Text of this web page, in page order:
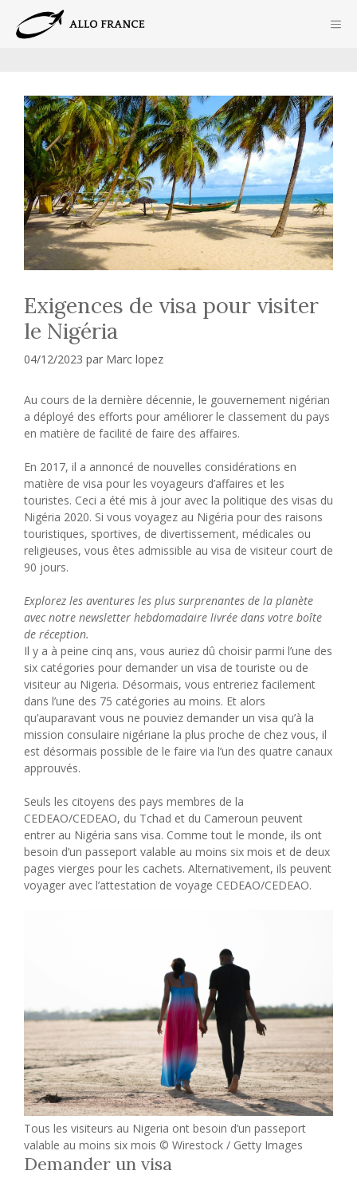
contenu
Exigences de visa pour visiter
le Nigéria
04/12/2023 par Marc lopez
Au cours de la dernière décennie, le gouvernement nigérian
a déployé des efforts pour améliorer le classement du pays
en matière de facilité de faire des affaires.
En 2017, il a annoncé de nouvelles considérations en
matière de visa pour les voyageurs d’affaires et les
touristes. Ceci a été mis à jour avec la politique des visas du
Nigéria 2020. Si vous voyagez au Nigéria pour des raisons
touristiques, sportives, de divertissement, médicales ou
religieuses, vous êtes admissible au visa de visiteur court de
90 jours.
Explorez les aventures les plus surprenantes de la planète
avec notre newsletter hebdomadaire livrée dans votre boîte
de réception.
Il y a à peine cinq ans, vous auriez dû choisir parmi l’une des
six catégories pour demander un visa de touriste ou de
visiteur au Nigeria. Désormais, vous entreriez facilement
dans l’une des 75 catégories au moins. Et alors
qu’auparavant vous ne pouviez demander un visa qu’à la
mission consulaire nigériane la plus proche de chez vous, il
est désormais possible de le faire via l’un des quatre canaux
approuvés.
Seuls les citoyens des pays membres de la
CEDEAO/CEDEAO, du Tchad et du Cameroun peuvent
entrer au Nigéria sans visa. Comme tout le monde, ils ont
besoin d’un passeport valable au moins six mois et de deux
pages vierges pour les cachets. Alternativement, ils peuvent
voyager avec l’attestation de voyage CEDEAO/CEDEAO.
Tous les visiteurs au Nigeria ont besoin d’un passeport
valable au moins six mois © Wirestock / Getty Images
Demander un visa